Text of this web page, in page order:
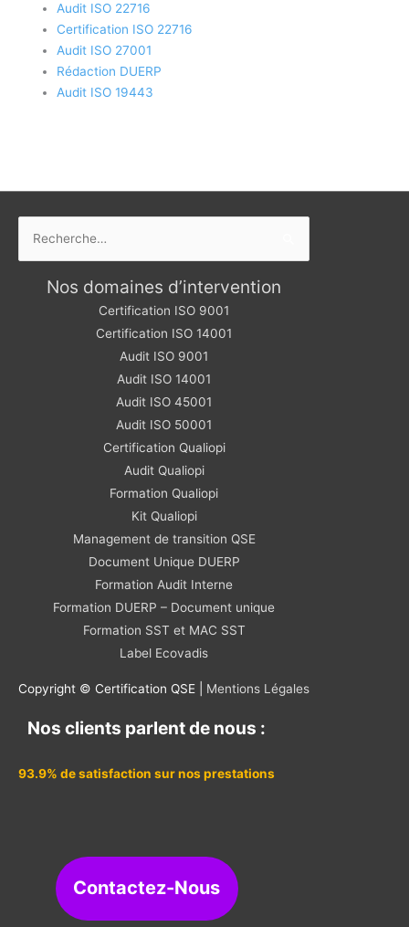
Audit ISO 22716
Certification ISO 22716
Audit ISO 27001
Rédaction DUERP
Audit ISO 19443
Nos domaines d’intervention
Certification ISO 9001
Certification ISO 14001
Audit ISO 9001
Audit ISO 14001
Audit ISO 45001
Audit ISO 50001
Certification Qualiopi
Audit Qualiopi
Formation Qualiopi
Kit Qualiopi
Management de transition QSE
Document Unique DUERP
Formation Audit Interne
Formation DUERP – Document unique
Formation SST et MAC SST
Label Ecovadis
Copyright © Certification QSE | Mentions Légales
Nos clients parlent de nous :
93.9% de satisfaction sur nos prestations
Contactez-Nous